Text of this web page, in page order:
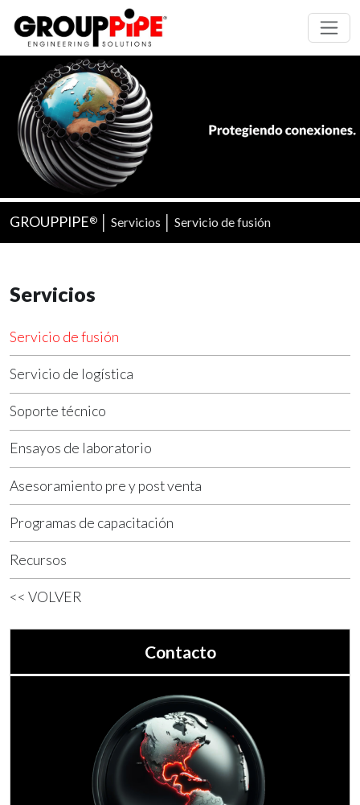
GROUPPIPE® Servicios Servicio de fusión
Servicios
Servicio de fusión
Servicio de logística
Soporte técnico
Ensayos de laboratorio
Asesoramiento pre y post venta
Programas de capacitación
Recursos
<< VOLVER
Contacto